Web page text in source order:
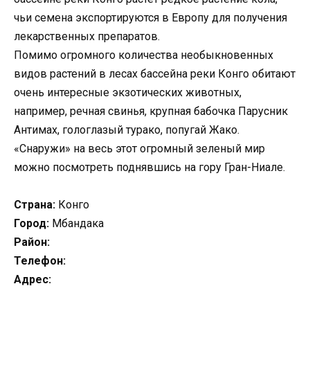
чьи семена экспортируются в Европу для получения
лекарственных препаратов.
Помимо огромного количества необыкновенных
видов растений в лесах бассейна реки Конго обитают
очень интересные экзотических животных,
например, речная свинья, крупная бабочка Парусник
Антимах, гологлазый турако, попугай Жако.
«Снаружи» на весь этот огромный зеленый мир
можно посмотреть поднявшись на гору Гран-Ниале.
Страна: Конго
Город: Мбандака
Район:
Телефон:
Адрес: